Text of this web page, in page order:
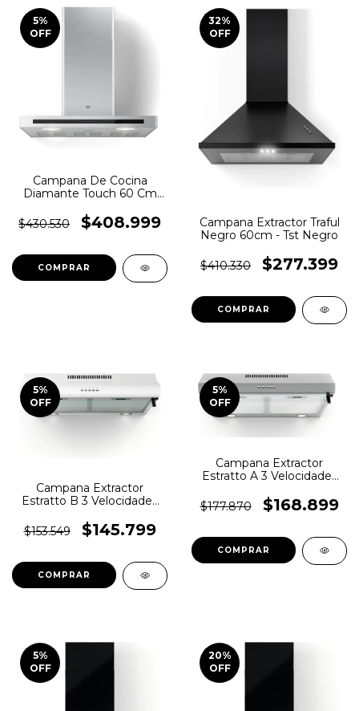
5%
OFF
Campana De Cocina
Diamante Touch 60 Cm
Plateado
$430.530 $408.999
32%
OFF
Campana Extractor Traful
Negro 60cm - Tst Negro
$410.330 $277.399
5%
OFF
Campana Extractor
Estratto B 3 Velocidades
Mm. X 135 Mm. Tst
$153.549 $145.799
5%
OFF
Campana Extractor
Estratto A 3 Velocidades
Mm. X 135 Mm. Tst
$177.870 $168.899
5%
OFF
20%
OFF